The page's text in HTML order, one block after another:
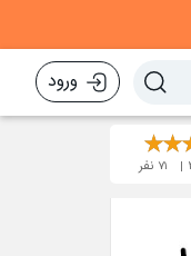
ورود
71 نفر